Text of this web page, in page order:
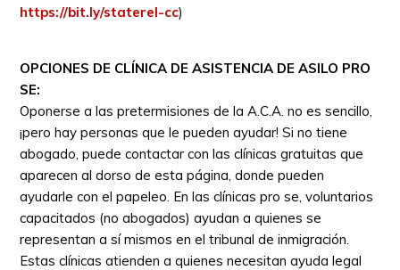
https://bit.ly/staterel-cc)
OPCIONES DE CLÍNICA DE ASISTENCIA DE ASILO PRO
SE:
Oponerse a las pretermisiones de la A.C.A. no es sencillo,
¡pero hay personas que le pueden ayudar! Si no tiene
abogado, puede contactar con las clínicas gratuitas que
aparecen al dorso de esta página, donde pueden
ayudarle con el papeleo. En las clínicas pro se, voluntarios
capacitados (no abogados) ayudan a quienes se
representan a sí mismos en el tribunal de inmigración.
Estas clínicas atienden a quienes necesitan ayuda legal